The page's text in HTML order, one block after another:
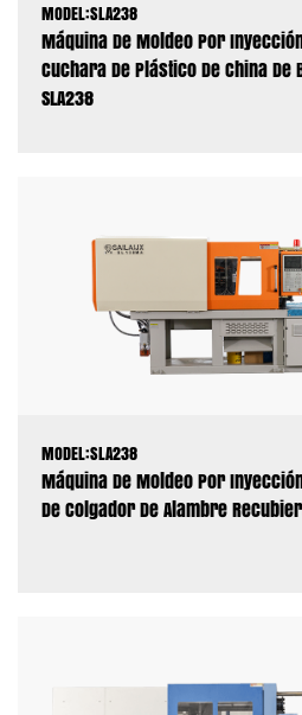
MODEL:SLA238
Máquina De Moldeo Por
Cuchara De Plástico De China De
SLA238
MODEL:SLA238
Máquina De Moldeo Por
De Colgador De Alambre